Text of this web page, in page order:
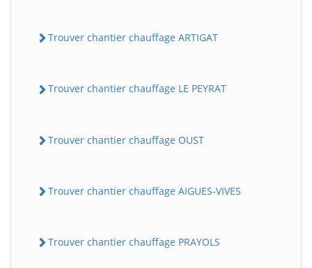
Trouver chantier chauffage ARTIGAT
Trouver chantier chauffage LE PEYRAT
Trouver chantier chauffage OUST
Trouver chantier chauffage AIGUES-VIVES
Trouver chantier chauffage PRAYOLS